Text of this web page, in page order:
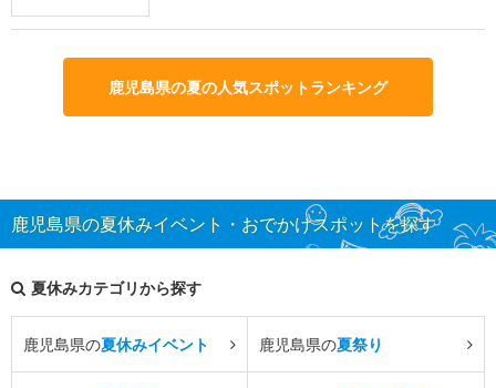
鹿児島県の夏の人気スポットランキング
鹿児島県の夏休みイベント・おでかけスポットを探す
夏休みカテゴリから探す
鹿児島県の夏休みイベント 鹿児島県の夏祭り